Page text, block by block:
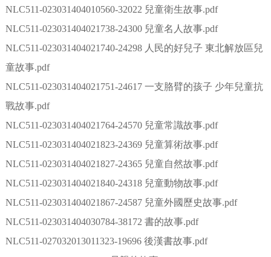
NLC511-023031404010560-32022 兒童衛生故事.pdf
NLC511-023031404021738-24300 兒童名人故事.pdf
NLC511-023031404021740-24298 人民的好兒子 東北解放區兒
童故事.pdf
NLC511-023031404021751-24617 一支胳臂的孩子 少年兒童抗
戰故事.pdf
NLC511-023031404021764-24570 兒童常識故事.pdf
NLC511-023031404021823-24369 兒童算術故事.pdf
NLC511-023031404021827-24365 兒童自然故事.pdf
NLC511-023031404021840-24318 兒童動物故事.pdf
NLC511-023031404021867-24587 兒童外國歷史故事.pdf
NLC511-023031404030784-38172 書的故事.pdf
NLC511-027032013011323-19696 後漢書故事.pdf